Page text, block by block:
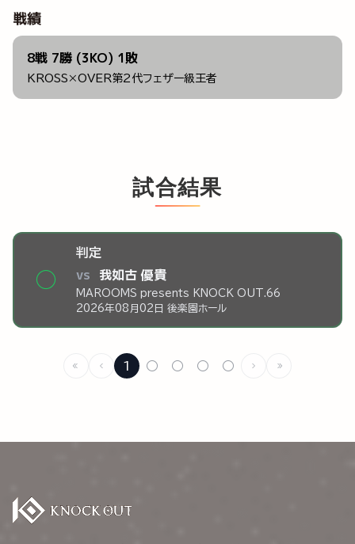
戦績
8戦 7勝 (3KO) 1敗
KROSS×OVER第2代フェザー級王者
試合結果
◯
判定
vs 我如古 優貴
MAROOMS presents KNOCK OUT.66
2026年08月02日 後楽園ホール
1 ○ ○ ○ ○